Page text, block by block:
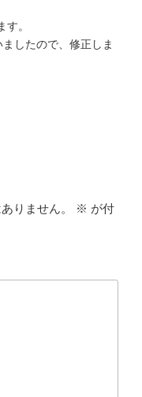
。
したので、修正しま
りません。 ※ が付